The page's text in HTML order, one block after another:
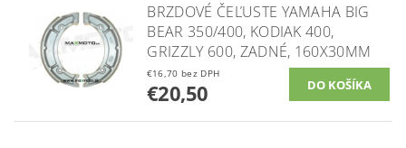
BRZDOVÉ ČEĽUSTE YAMAHA BIG
BEAR 350/400, KODIAK 400,
GRIZZLY 600, ZADNÉ, 160X30MM
€16,70 bez DPH
€20,50